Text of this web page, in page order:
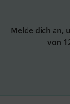
Melde dich an,
von